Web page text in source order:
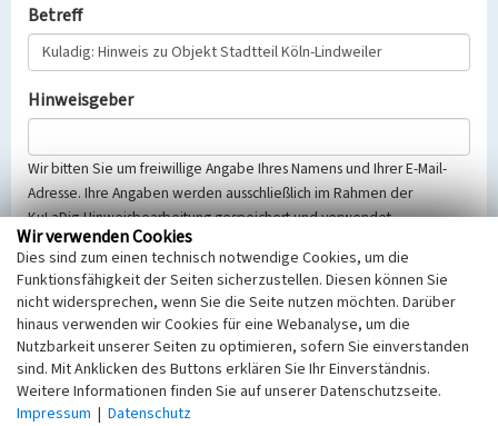
Betreff
Hinweisgeber
Wir bitten Sie um freiwillige Angabe Ihres Namens und Ihrer E-Mail-
Adresse. Ihre Angaben werden ausschließlich im Rahmen der
KuLaDig-Hinweisbearbeitung gespeichert und verwendet.
Selbstverständlich werden diese entsprechend der Vorschriften des
Telemediengesetzes, des Datenschutzgesetzes NRW und der seit
dem 25.05.2018 gültigen Europäischen Datenschutzgrundverordnung
(EU-DSGVO) vertraulich behandelt, beachten Sie bitte unsere
Hinweise zumDatenschutz
Nachricht
Wir verwenden Cookies
Dies sind zum einen technisch notwendige Cookies, um die
Funktionsfähigkeit der Seiten sicherzustellen. Diesen können Sie
nicht widersprechen, wenn Sie die Seite nutzen möchten. Darüber
hinaus verwenden wir Cookies für eine Webanalyse, um die
Nutzbarkeit unserer Seiten zu optimieren, sofern Sie einverstanden
sind. Mit Anklicken des Buttons erklären Sie Ihr Einverständnis.
Weitere Informationen finden Sie auf unserer Datenschutzseite.
Impressum | Datenschutz